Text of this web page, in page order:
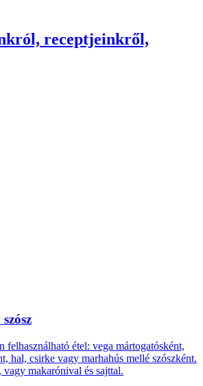
receptjeinkről,
felhasználható étel: vega mártogatósként,
hal, csirke vagy marhahús mellé szószként.
makarónival és sajttal.